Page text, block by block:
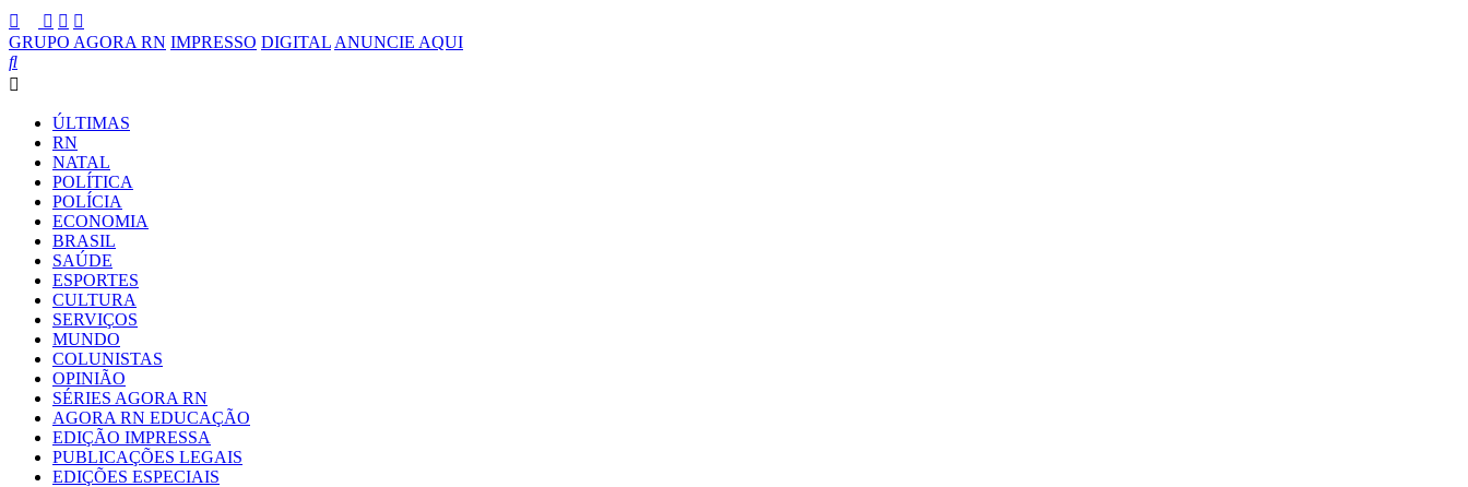
GRUPO AGORA RN IMPRESSO DIGITAL ANUNCIE AQUI
ÚLTIMAS
RN
NATAL
POLÍTICA
POLÍCIA
ECONOMIA
BRASIL
SAÚDE
ESPORTES
CULTURA
SERVIÇOS
MUNDO
COLUNISTAS
OPINIÃO
SÉRIES AGORA RN
AGORA RN EDUCAÇÃO
EDIÇÃO IMPRESSA
PUBLICAÇÕES LEGAIS
EDIÇÕES ESPECIAIS